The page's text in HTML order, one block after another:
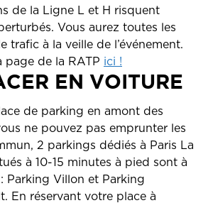
de la Ligne L et H risquent
Vous aurez toutes les
trafic à la veille de l’événement.
page de la RATP ici !
EN VOITURE
de parking en amont des
ne pouvez pas emprunter les
2 parkings dédiés à Paris La
à 10-15 minutes à pied sont à
Parking Villon et Parking
En réservant votre place à